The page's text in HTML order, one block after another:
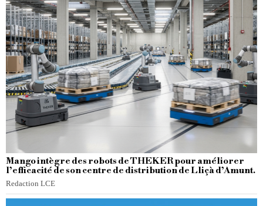
Mango intègre des robots de THEKER pour améliorer
l’efficacité de son centre de distribution de Lliçà d’Amunt.
Redaction LCE